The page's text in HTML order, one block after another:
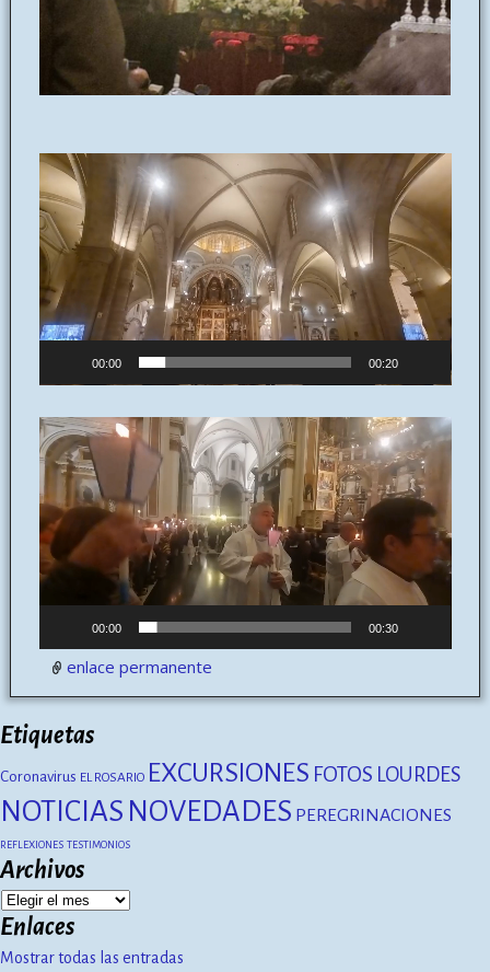
Reproductor
de
vídeo
00:00 00:20
Reproductor
de
vídeo
00:00 00:30
enlace permanente
Etiquetas
Coronavirus EL ROSARIO EXCURSIONES FOTOS LOURDES
NOTICIAS NOVEDADES PEREGRINACIONES
REFLEXIONES TESTIMONIOS
Archivos
Enlaces
Mostrar todas las entradas